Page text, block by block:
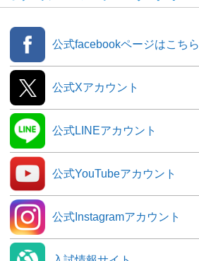
公式facebookページはこちら
公式Xアカウント
公式LINEアカウント
公式YouTubeアカウント
公式Instagramアカウント